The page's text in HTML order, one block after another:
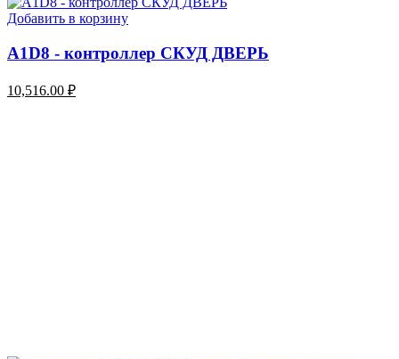
Добавить в корзину
A1D8 - контроллер СКУД ДВЕРЬ
10,516.00 ₽